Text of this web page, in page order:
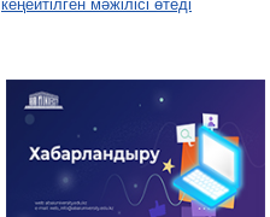
кеңейтілген мәжілісі өтеді